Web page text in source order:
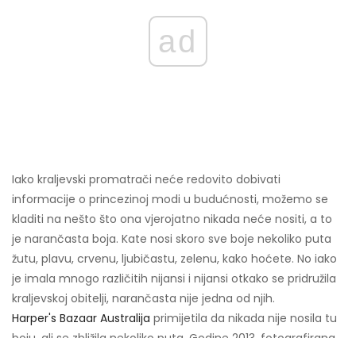
ad
Iako kraljevski promatrači neće redovito dobivati ​​
informacije o princezinoj modi u budućnosti, možemo se
kladiti na nešto što ona vjerojatno nikada neće nositi, a to
je narančasta boja. Kate nosi skoro sve boje nekoliko puta
žutu, plavu, crvenu, ljubičastu, zelenu, kako hoćete. No iako
je imala mnogo različitih nijansi i nijansi otkako se pridružila
kraljevskoj obitelji, narančasta nije jedna od njih.
Harper's Bazaar Australija primijetila da nikada nije nosila tu